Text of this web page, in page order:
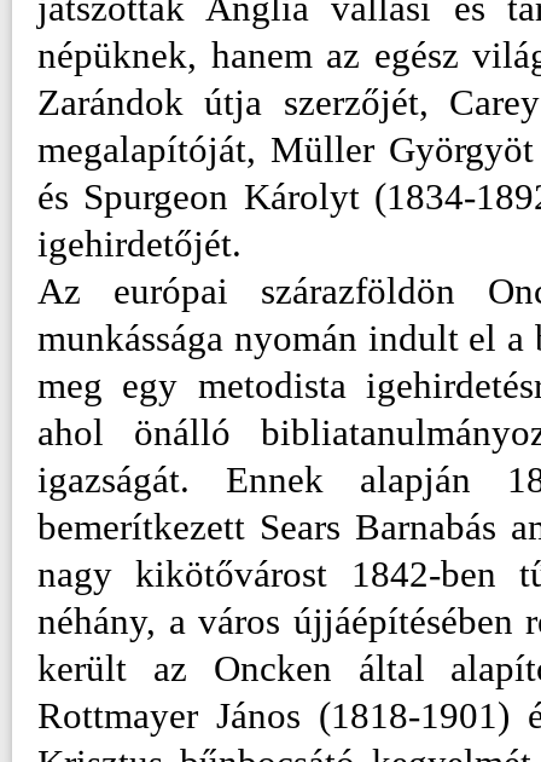
népüknek, hanem az egész
Zarándok útja szerzőjét,
megalapítóját, Müller
és Spurgeon Károlyt (1834-
igehirdetőjét.
Az európai szárazföldön
munkássága nyomán indult el
meg egy metodista
ahol önálló
igazságát. Ennek alapján
bemerítkezett Sears Barnabás
nagy kikötővárost 1842-ben
néhány, a város újjáépítésében
került az Oncken által
Rottmayer János (1818-1901)